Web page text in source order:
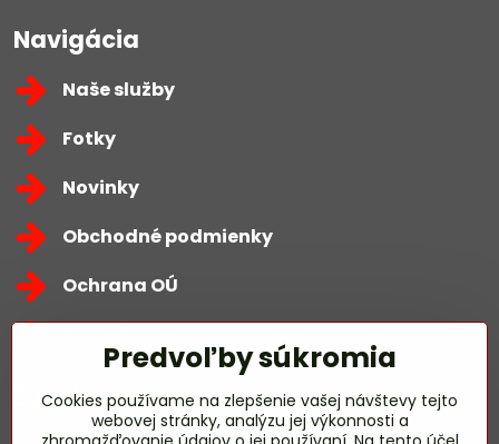
Navigácia
Naše služby
Fotky
Novinky
Obchodné podmienky
Ochrana OÚ
Zavoláme Vám späť
Predvoľby súkromia
Cookies používame na zlepšenie vašej návštevy tejto
webovej stránky, analýzu jej výkonnosti a